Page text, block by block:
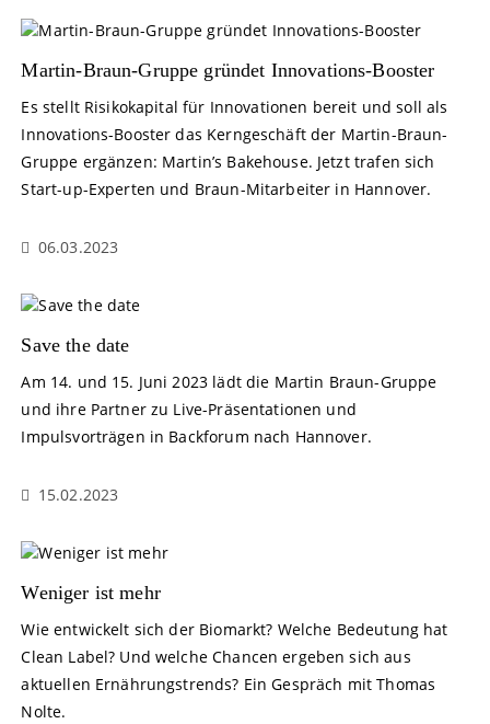
Martin-Braun-Gruppe gründet Innovations-Booster
Es stellt Risikokapital für Innovationen bereit und soll als
Innovations-Booster das Kerngeschäft der Martin-Braun-
Gruppe ergänzen: Martin’s Bakehouse. Jetzt trafen sich
Start-up-Experten und Braun-Mitarbeiter in Hannover.
06.03.2023
Save the date
Am 14. und 15. Juni 2023 lädt die Martin Braun-Gruppe
und ihre Partner zu Live-Präsentationen und
Impulsvorträgen in Backforum nach Hannover.
15.02.2023
Weniger ist mehr
Wie entwickelt sich der Biomarkt? Welche Bedeutung hat
Clean Label? Und welche Chancen ergeben sich aus
aktuellen Ernährungstrends? Ein Gespräch mit Thomas
Nolte.